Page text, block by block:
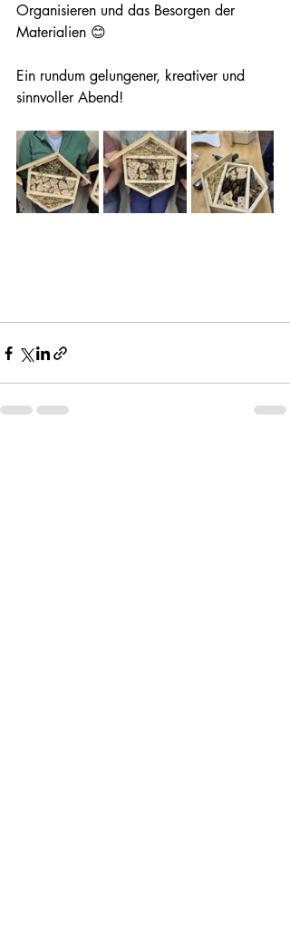
Organisieren und das Besorgen der
Materialien 😊
Ein rundum gelungener, kreativer und
sinnvoller Abend!